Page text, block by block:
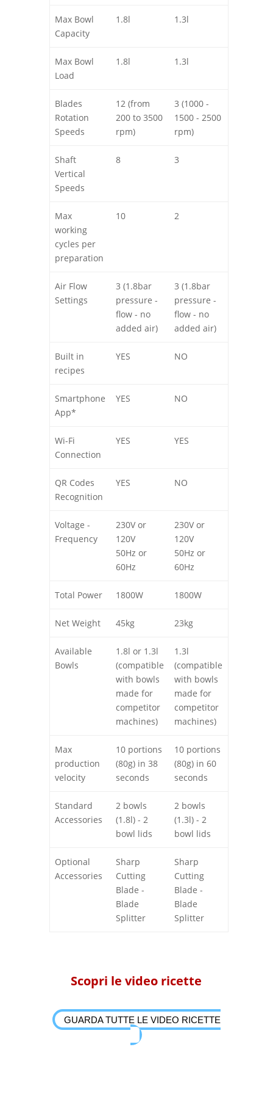
diverse
velocità delle lame e ripetendo fino a 4
volte la funzione,
anche a velocità differenti fra loro.
Fino a 10 porzioni da 80 grammi in soli 60
secondi.
Professionale
Grande capacità del bicchiere: 1,8 litri per
16 porzioni utili di circa 80g cadauna, o
fino a 64 mini porzioni da 20g. Utilizzabili
anche con bicchieri da 1.3l, garantendo
compatibilità assoluta con tutti i bicchieri
sul mercato.
Ergonomico
L’innovativo design con apertura a 45°
permette di eseguire ogni operazione di
montaggio e smontaggio lame in assoluta
comodità, rendendo la pulizia
un’operazione ergonomica, semplice e
Intelligente
Parametri memorizzabili e personalizzabili
dalla macchina, e collegabili al singolo
bicchiere.
Qualità
Interamente costruito in Italia, in solido
Lo speciale aggancio delle lame ne
impedisce lo sgancio indesiderato in
qualunque situazione.
lavorazioni, grazie allo speciale disegno di
nell’apposito vano di lavoro.
Efficiente
La lama di taglio è separata da quella di
emulsione, perché è la sola che può
deteriorarsi nel tempo, col vantaggio di
un minor costo di manutenzione.
La lama di taglio ha inoltre un disegno
eliminazione dei rischi di rottura dovuti a
scarsa congelazione o interstizi vuoti
all’interno del bicchiere.
Clicca sul link per scoprire il catalogo e gli
accessori di HotmixPRO GIAZ!
Max Bowl
Capacity
1.8l 1.3l
Max Bowl
Load
1.8l 1.3l
Blades
Rotation
Speeds
12 (from
200 to 3500
rpm)
3 (1000 -
1500 - 2500
rpm)
Shaft
Vertical
Speeds
8 3
Max
working
cycles per
preparation
10 2
Air Flow
Settings
3 (1.8bar
pressure -
flow - no
added air)
3 (1.8bar
pressure -
flow - no
added air)
Built in
recipes
YES NO
Smartphone
App*
YES NO
Wi-Fi
Connection
YES YES
QR Codes
Recognition
YES NO
Voltage -
Frequency
230V or
120V
50Hz or
60Hz
230V or
120V
50Hz or
60Hz
Total Power 1800W 1800W
Net Weight 45kg 23kg
Available
Bowls
1.8l or 1.3l
(compatible
with bowls
made for
competitor
machines)
1.3l
(compatible
with bowls
made for
competitor
machines)
Max
production
velocity
10 portions
(80g) in 38
seconds
10 portions
(80g) in 60
seconds
Standard
Accessories
2 bowls
(1.8l) - 2
bowl lids
2 bowls
(1.3l) - 2
bowl lids
Optional
Accessories
Sharp
Cutting
Blade -
Blade
Splitter
Sharp
Cutting
Blade -
Blade
Splitter
Scopri le video ricette
GUARDA TUTTE LE VIDEO RICETTE